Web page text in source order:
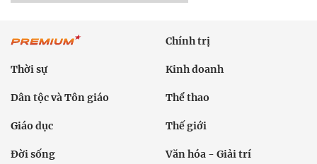
Chính trị
Thời sự Kinh doanh
Dân tộc và Tôn giáo Thể thao
Giáo dục Thế giới
Đời sống Văn hóa - Giải trí